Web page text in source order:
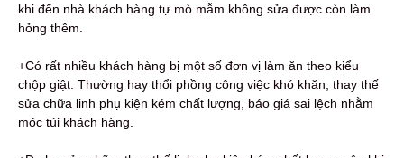
khi đến nhà khách hàng tự mò mẫm không sửa được còn làm
hỏng thêm.
+Có rất nhiều khách hàng bị một số đơn vị làm ăn theo kiểu
chộp giật. Thường hay thổi phồng công việc khó khăn, thay thế
sửa chữa linh phụ kiện kém chất lượng, báo giá sai lệch nhằm
móc túi khách hàng.